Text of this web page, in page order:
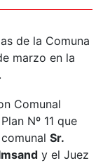
de la Comuna
marzo en la
Nº 11 que
Sr.
y el Juez